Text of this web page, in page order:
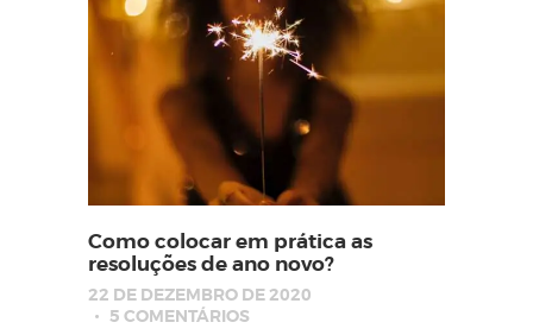
Como colocar em prática as
resoluções de ano novo?
22 DE DEZEMBRO DE 2020
5 COMENTÁRIOS